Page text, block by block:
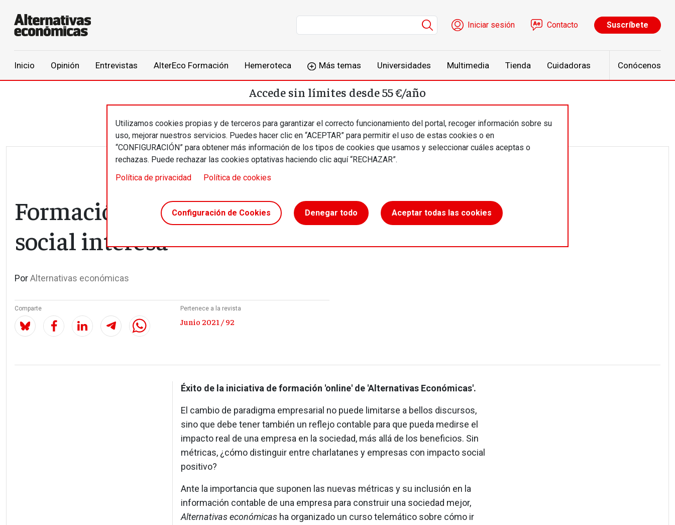
Menú de cuenta de usuario
Iniciar sesión Contacto Suscríbete
Inicio Opinión Entrevistas AlterEco Formación Hemeroteca Más temas Universidades Multimedia Tienda Cuidadoras Conócenos
Utilizamos cookies propias y de terceros para garantizar el correcto funcionamiento del portal, recoger información sobre su
uso, mejorar nuestros servicios. Puedes hacer clic en “ACEPTAR” para permitir el uso de estas cookies o en
“CONFIGURACIÓN” para obtener más información de los tipos de cookies que usamos y seleccionar cuáles aceptas o
rechazas. Puede rechazar las cookies optativas haciendo clic aquí “RECHAZAR”.
Política de privacidad
Política de cookies
Configuración de Cookies Denegar todo Aceptar todas las cookies
Accede sin límites desde 55 €/año
Formación // La contabilidad
social interesa
PorAlternativas económicas
Comparte Pertenece a la revista
Junio 2021 / 92
Éxito de la iniciativa de formación 'online' de 'Alternativas Económicas'.
El cambio de paradigma empresarial no puede limitarse a bellos discursos,
sino que debe tener también un reflejo contable para que pueda medirse el
impacto real de una empresa en la sociedad, más allá de los beneficios. Sin
métricas, ¿cómo distinguir entre charlatanes y empresas con impacto social
positivo?
Ante la importancia que suponen las nuevas métricas y su inclusión en la
información contable de una empresa para construir una sociedad mejor,
Alternativas económicasha organizado un curso telemático sobre cómo ir